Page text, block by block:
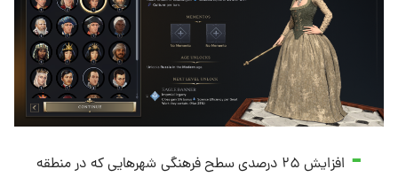
افزایش ۲۵ درصدی سطح فرهنگی شهرهایی که در منطقه